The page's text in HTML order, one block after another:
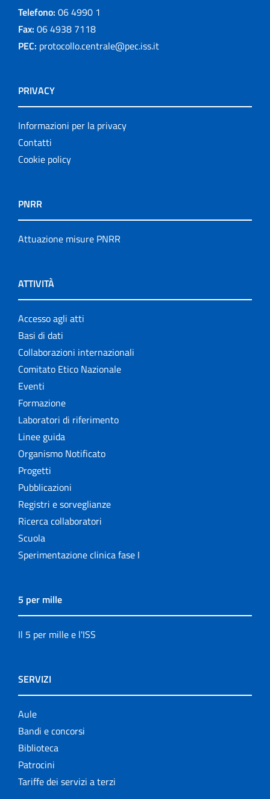
Telefono: 06 4990 1
Fax: 06 4938 7118
PEC: protocollo.centrale@pec.iss.it
PRIVACY
Informazioni per la privacy
Contatti
Cookie policy
PNRR
Attuazione misure PNRR
ATTIVITÀ
Accesso agli atti
Basi di dati
Collaborazioni internazionali
Comitato Etico Nazionale
Eventi
Formazione
Laboratori di riferimento
Linee guida
Organismo Notificato
Progetti
Pubblicazioni
Registri e sorveglianze
Ricerca collaboratori
Scuola
Sperimentazione clinica fase I
5 per mille
Il 5 per mille e l'ISS
SERVIZI
Aule
Bandi e concorsi
Biblioteca
Patrocini
Tariffe dei servizi a terzi